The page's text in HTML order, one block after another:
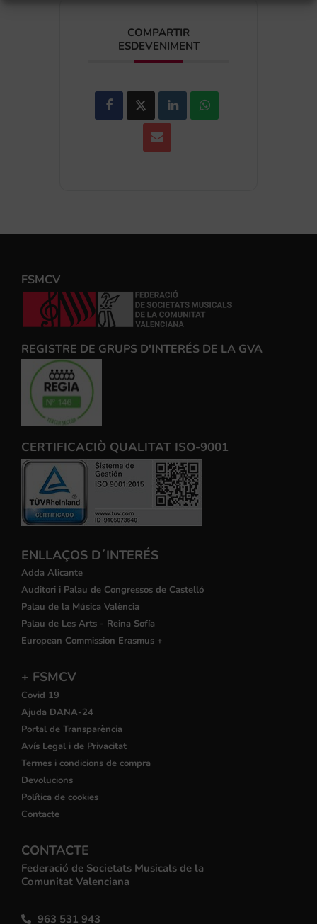
COMPARTIR
ESDEVENIMENT
FSMCV
REGISTRE DE GRUPS D'INTERÉS DE LA GVA
CERTIFICACIÒ QUALITAT ISO-9001
ENLLAÇOS D´INTERÉS
Adda Alicante
Auditori i Palau de Congressos de Castelló
Palau de la Música València
Palau de Les Arts - Reina Sofía
European Commission Erasmus +
+ FSMCV
Covid 19
Ajuda DANA-24
Portal de Transparència
Avís Legal i de Privacitat
Termes i condicions de compra
Devolucions
Política de cookies
Contacte
CONTACTE
Federació de Societats Musicals de la
Comunitat Valenciana
963 531 943